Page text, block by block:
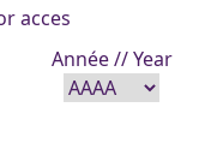
acces
Année // Year